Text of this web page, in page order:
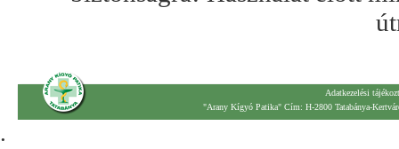
Adatkezelési
"Arany Kígyó Patika" Cím: H-2800 Tatabánya-
.